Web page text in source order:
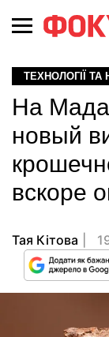
ТЕХНОЛОГІЇ ТА
На
новый
вскоре
Тая Кітова